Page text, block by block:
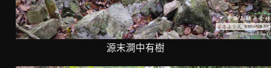
源末澗中有樹